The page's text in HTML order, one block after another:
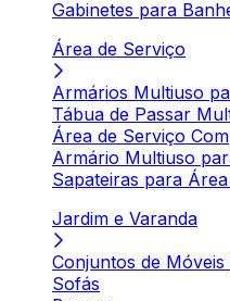
Gabinetes para
Área de Serviço
Armários Multiuso
Tábua de Passar
Área de Serviço
Armário Multiuso
Sapateiras para
Jardim e Varanda
Conjuntos de
Sofás